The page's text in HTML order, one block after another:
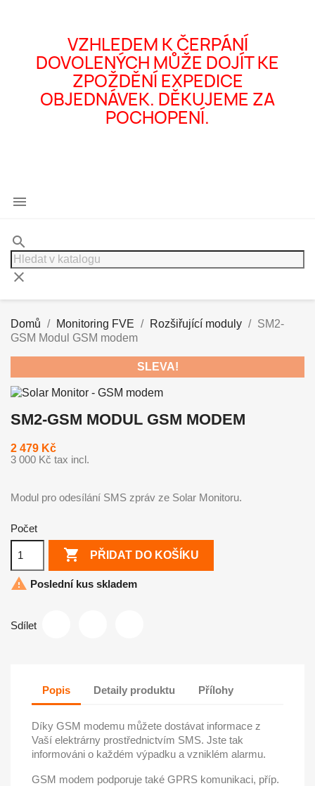
VZHLEDEM K ČERPÁNÍ
DOVOLENÝCH MŮŽE DOJÍT KE
ZPOŽDĚNÍ EXPEDICE
OBJEDNÁVEK. DĚKUJEME ZA
POCHOPENÍ.

search
clear
Domů Monitoring FVE Rozšiřující moduly
SM2-
GSM Modul GSM modem
SLEVA!
SM2-GSM MODUL GSM MODEM
2 479 Kč
3 000 Kč tax incl.
Modul pro odesílání SMS zpráv ze Solar Monitoru.
Počet
 PŘIDAT DO KOŠÍKU
 Poslední kus skladem
Sdílet
Popis Detaily produktu Přílohy
Díky GSM modemu můžete dostávat informace z
Vaší elektrárny prostřednictvím SMS. Jste tak
informováni o každém výpadku a vzniklém alarmu.
GSM modem podporuje také GPRS komunikaci, příp.